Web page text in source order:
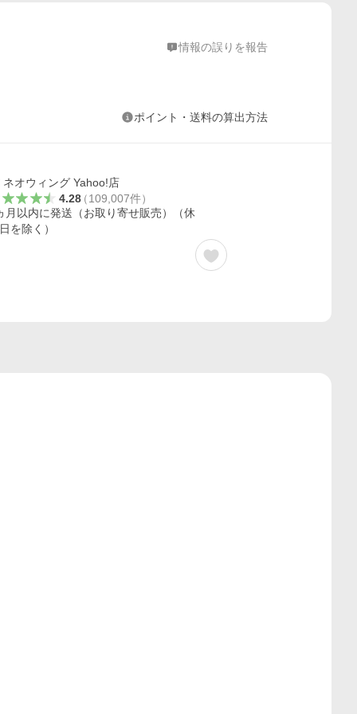
情報の誤りを報告
ポイント・送料の算出方法
ネオウィング Yahoo!店
4.28（109,007件）
月以内に発送（お取り寄せ販売）（休
を除く）